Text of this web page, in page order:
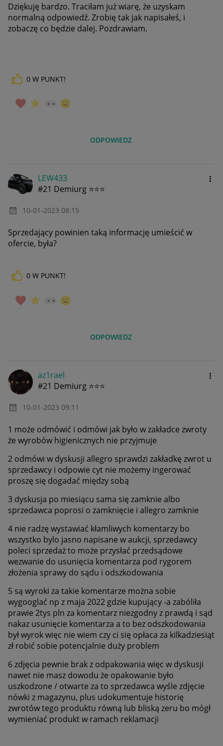
Dziękuję bardzo. Traciłam już wiarę, że uzyskam
normalną odpowiedź. Zrobię tak jak napisałeś, i
zobaczę co będzie dalej. Pozdrawiam.
0 W PUNKT!
ODPOWIEDZ
LEW433
#21 Demiurg ⭐⭐⭐
‎10-01-2023 08:15
Sprzedający powinien taką informację umieścić w
ofercie, była?
0 W PUNKT!
ODPOWIEDZ
az1rael
#21 Demiurg ⭐⭐⭐
‎10-01-2023 09:11
1 może odmówić i odmówi jak było w zakładce zwroty
że wyrobów higienicznych nie przyjmuje
2 odmówi w dyskusji allegro sprawdzi zakładkę zwrot u
sprzedawcy i odpowie cyt nie możemy ingerować
proszę się dogadać między sobą
3 dyskusja po miesiącu sama się zamknie albo
sprzedawca poprosi o zamknięcie i allegro zamknie
4 nie radzę wystawiać kłamliwych komentarzy bo
wszystko bylo jasno napisane w aukcji, sprzedawcy
poleci sprzedaż to może przysłać przedsądowe
wezwanie do usunięcia komentarza pod rygorem
złożenia sprawy do sądu i odszkodowania
5 są wyroki za takie komentarze można sobie
wygooglać np z maja 2022 gdzie kupujący -a zabóliła
prawie 2tys pln za komentarz niezgodny z prawdą i sąd
nakaz usunięcie komentarza a to bez odszkodowania
był wyrok więc nie wiem czy ci się opłaca za kilkadziesiąt
zł robić sobie potencjalnie duży problem
6 zdjęcia pewnie brak z odpakowania więc w dyskusji
nawet nie masz dowodu że opakowanie było
uszkodzone / otwarte za to sprzedawca wyśle zdjęcie
nówki z magazynu, plus udokumentuje historię
zwrotów tego produktu równą lub bliską zeru bo mógł
wymieniać produkt w ramach reklamacji